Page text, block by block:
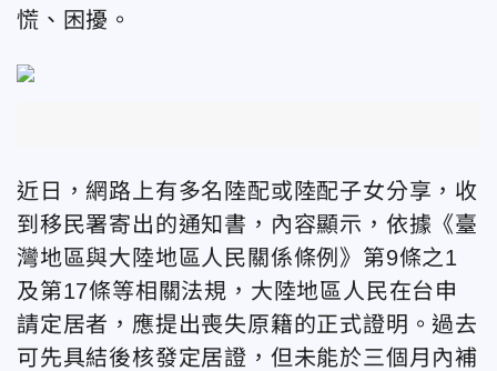
慌、困擾。
近日，網路上有多名陸配或陸配子女分享，收
到移民署寄出的通知書，內容顯示，依據《臺
灣地區與大陸地區人民關係條例》第9條之1
及第17條等相關法規，大陸地區人民在台申
請定居者，應提出喪失原籍的正式證明。過去
可先具結後核發定居證，但未能於三個月內補